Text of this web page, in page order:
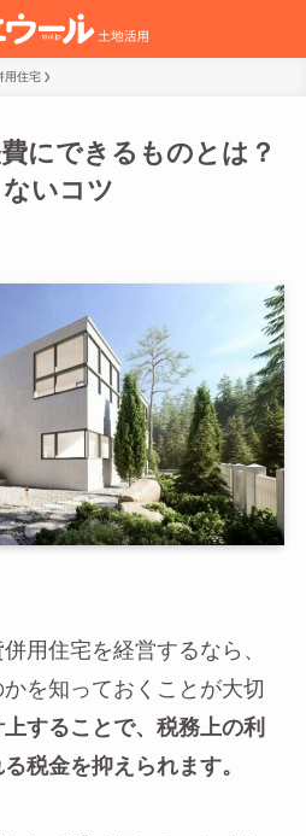
用住宅
にできるものとは？
いコツ
用住宅を経営するなら、
を知っておくことが大切
することで、税務上の利
税金を抑えられます。